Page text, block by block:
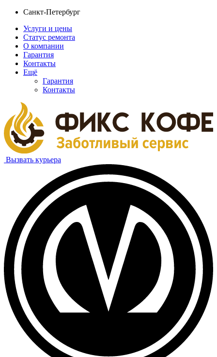
Санкт-Петербург
Услуги и цены
Статус ремонта
О компании
Гарантия
Контакты
Ещё
Гарантия
Контакты
Вызвать курьера